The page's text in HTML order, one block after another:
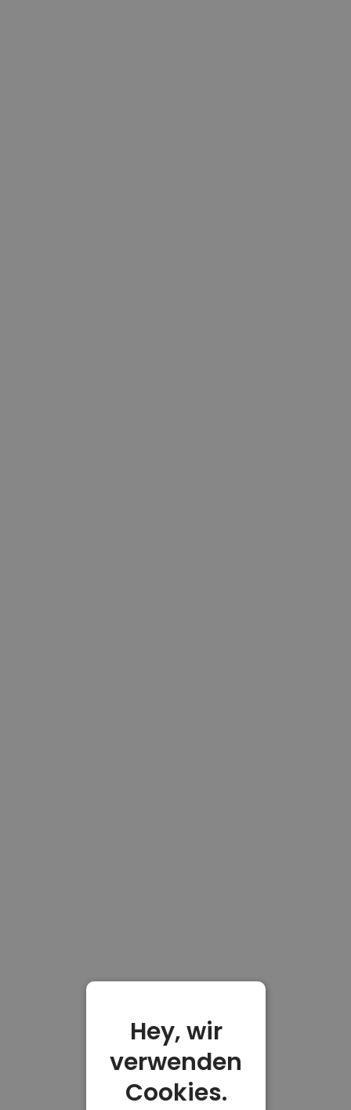
Hey, wir
verwenden
Cookies.